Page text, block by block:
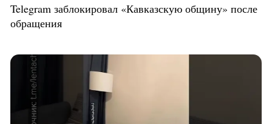
Telegram заблокировал «Кавказскую общину» после
обращения